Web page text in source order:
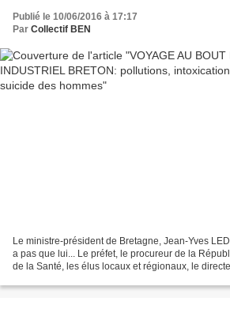
Publié le 10/06/2016 à 17:17
Par Collectif BEN
Le ministre-président de Bretagne, Jean-Yves
a pas que lui... Le préfet, le procureur de la
de la Santé, les élus locaux et régionaux, le